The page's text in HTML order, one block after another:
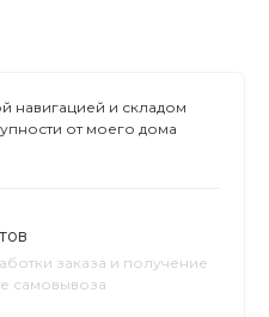
навигацией и складом
от моего дома
заказа и получение
самовывоза